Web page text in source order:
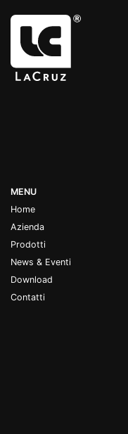
MENU
Home
Azienda
Prodotti
News & Eventi
Download
Contatti